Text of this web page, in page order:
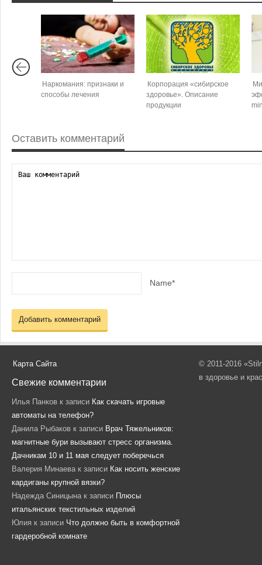
Наркомания: признаки и
способы лечения
Корпорация «сибирское
здоровье». Описание
продукции
Оставить комментарий
Name*
Карта Сайта
Свежие комментарии
Илья Панков к записи Как скачать игровые
автоматы на телефон?
Данила Рыбаков к записи Врач Тяжельников:
магнитные бури вызывают стресс организма.
Дачникам 10 и 11 мая следует поберечься
Валерия Минаева к записи Как носить женские
кардиганы крупной вязки?
Надежда Синицына к записи Плюсы
итальянских текстильных изделий
Юлия к записи Что должно быть в комфортной
гардеробной комнате
© 2011-2016
в здоровье и